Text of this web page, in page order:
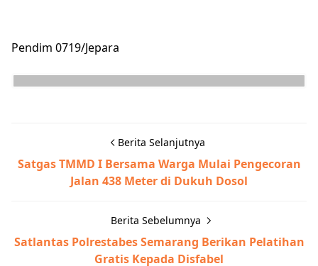
Pendim 0719/Jepara
Berita Selanjutnya
Satgas TMMD I Bersama Warga Mulai Pengecoran
Jalan 438 Meter di Dukuh Dosol
Berita Sebelumnya
Satlantas Polrestabes Semarang Berikan Pelatihan
Gratis Kepada Disfabel